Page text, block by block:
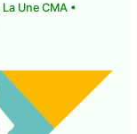
La Une CMA•